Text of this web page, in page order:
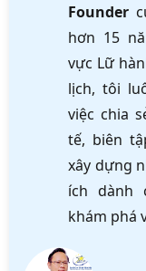
Founder
hơn 15
vực Lữ
lịch, tôi
việc chia
tế, biên
xây dựng
ích dành
khám phá